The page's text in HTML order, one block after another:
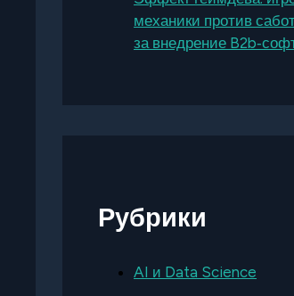
механики против
за внедрение
Рубрики
AI и Data Science